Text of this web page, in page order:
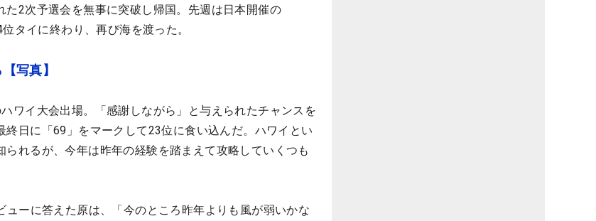
た2次予選会を無事に突破し帰国。先週は日本開催の
タイに終わり、再び海を渡った。
写真】
ワイ大会出場。「感謝しながら」と与えられたチャンスを
日に「69」をマークして23位に食い込んだ。ハワイとい
られるが、今年は昨年の経験を踏まえて攻略していくつも
ューに答えた原は、「今のところ昨年よりも風が弱いかな